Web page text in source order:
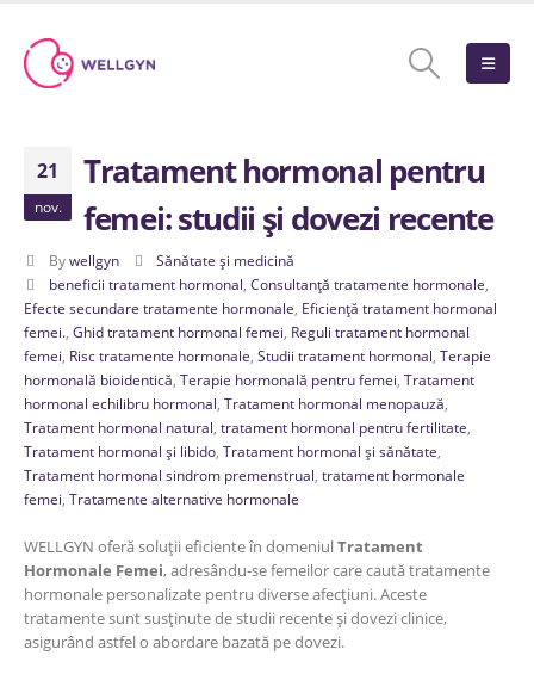
21
nov.
Tratament hormonal pentru
femei: studii și dovezi recente
By wellgyn
Sănătate și medicină
beneficii tratament hormonal Consultanță tratamente hormonale
Efecte secundare tratamente hormonale Eficiență tratament hormonal
femei. Ghid tratament hormonal femei Reguli tratament hormonal
femei Risc tratamente hormonale Studii tratament hormonal Terapie
hormonală bioidentică Terapie hormonală pentru femei Tratament
hormonal echilibru hormonal Tratament hormonal menopauză
Tratament hormonal natural tratament hormonal pentru fertilitate
Tratament hormonal și libido Tratament hormonal și sănătate
Tratament hormonal sindrom premenstrual tratament hormonale
femei Tratamente alternative hormonale
WELLGYN oferă soluții eficiente în domeniulTratament
Hormonale Femei, adresându-se femeilor care caută tratamente
hormonale personalizate pentru diverse afecțiuni. Aceste
tratamente sunt susținute de studii recente și dovezi clinice,
asigurând astfel o abordare bazată pe dovezi.